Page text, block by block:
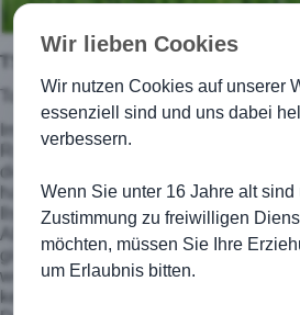
TSG Kirchberg - TSV Ilshofen II 1:3
Tore: 0:1 (34.), 0:2 (52.), 1:2 Jan
Im Spitzenspiel musste die TSG die
Rückrunde hinnehmen. Die
die auch zu den ersten Abschlüssen
harmlos oder zu unpräzise waren.
Ilshofener Führung eher
Abstimmungsfehler in der Abwehr
gingen in Führung. Die TSG ließ sich
weiterhin mehr vom Spiel. Allerdings
kein Tor mehr fallen. Nach der Pause
Wir lieben Cookies
Wir nutzen Cookies auf unserer
essenziell sind und uns dabei
verbessern.
Wenn Sie unter 16 Jahre alt sind
Zustimmung zu freiwilligen
möchten, müssen Sie Ihre
um Erlaubnis bitten.